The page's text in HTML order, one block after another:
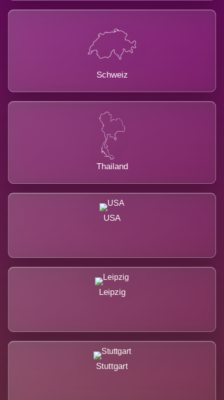
Schweiz
Thailand
USA
Leipzig
Stuttgart